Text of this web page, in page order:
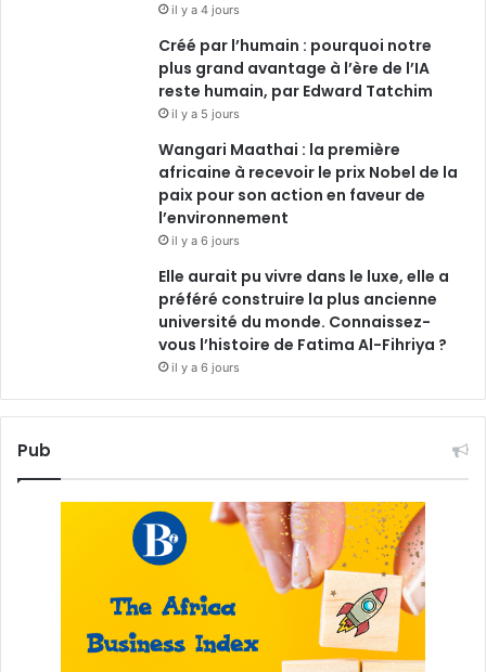
il y a 4 jours
Créé par l’humain : pourquoi notre
plus grand avantage à l’ère de l’IA
reste humain, par Edward Tatchim
il y a 5 jours
Wangari Maathai : la première
africaine à recevoir le prix Nobel de la
paix pour son action en faveur de
l’environnement
il y a 6 jours
Elle aurait pu vivre dans le luxe, elle a
préféré construire la plus ancienne
université du monde. Connaissez-
vous l’histoire de Fatima Al-Fihriya ?
il y a 6 jours
Pub